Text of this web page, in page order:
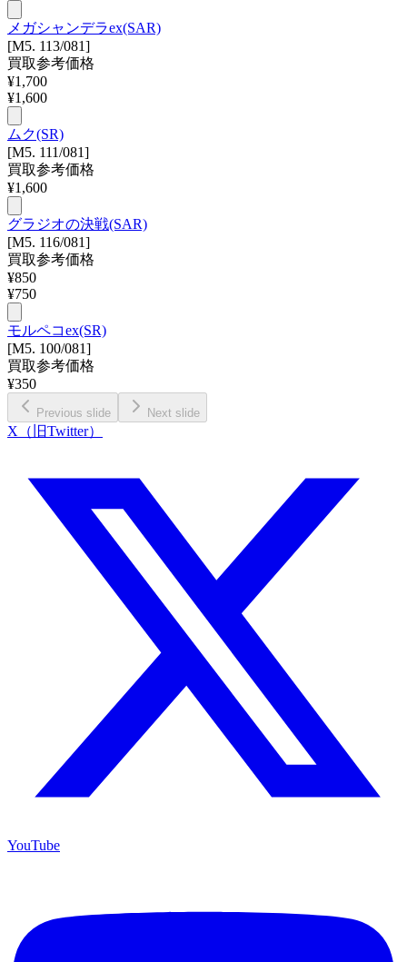
メガシャンデラex(SAR)
[M5. 113/081]
買取参考価格
¥1,700
¥1,600
ムク(SR)
[M5. 111/081]
買取参考価格
¥1,600
グラジオの決戦(SAR)
[M5. 116/081]
買取参考価格
¥850
¥750
モルペコex(SR)
[M5. 100/081]
買取参考価格
¥350
Previous slide Next slide
X（旧Twitter）
YouTube